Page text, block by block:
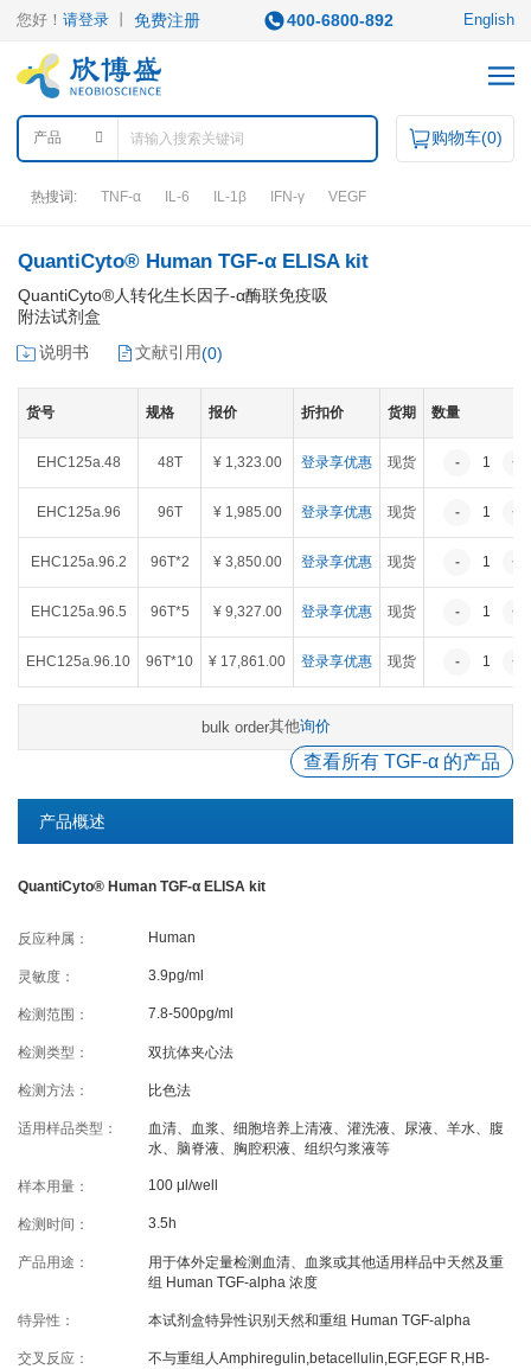
您好！请登录 丨免费注册 400-6800-892 English
产品 购物车(0)
热搜词: TNF-α IL-6 IL-1β IFN-γ VEGF
产品中心
QuantiCyto®ELISA
QuikCyto®ELISA(快检)
其它试剂
研究领域
癌症生物学 表观遗传学 代谢生物学 发育生物学
干细胞与再生医学 免疫学 微生物学 神经科学
ELISA代测
Luminex®多因子检测服务
文献引用
文献引用
技术支持 订购指南
资源中心
QuantiCyto® Human TGF-α ELISA kit
QuantiCyto®人转化生长因子-α酶联免疫吸
附法试剂盒
说明书
文献引用(0)
货号 规格 报价 折扣价 货期 数量
EHC125a.48 48T ¥ 1,323.00 登录享优惠 现货 - 1 +
EHC125a.96 96T ¥ 1,985.00 登录享优惠 现货 - 1 +
EHC125a.96.2 96T*2 ¥ 3,850.00 登录享优惠 现货 - 1 +
EHC125a.96.5 96T*5 ¥ 9,327.00 登录享优惠 现货 - 1 +
EHC125a.96.10 96T*10 ¥ 17,861.00 登录享优惠 现货 - 1 +
bulk order其他询价
查看所有 TGF-α 的产品
产品概述
QuantiCyto® Human TGF-α ELISA kit
反应种属： Human
灵敏度： 3.9pg/ml
检测范围： 7.8-500pg/ml
检测类型： 双抗体夹心法
检测方法： 比色法
适用样品类型：
血清、血浆、细胞培养上清液、灌洗液、尿液、羊水、腹
水、脑脊液、胸腔积液、组织匀浆液等
样本用量： 100 μl/well
检测时间： 3.5h
产品用途：
用于体外定量检测血清、血浆或其他适用样品中天然及重
组 Human TGF-alpha 浓度
特异性： 本试剂盒特异性识别天然和重组 Human TGF-alpha
交叉反应：
不与重组人Amphiregulin,betacellulin,EGF,EGF R,HB-